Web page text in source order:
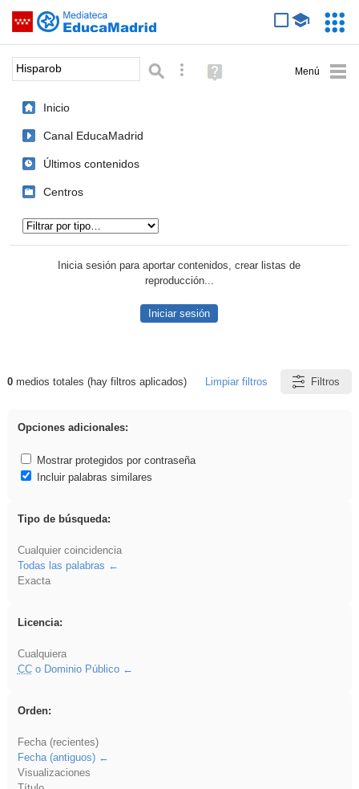
Saltar navegación
Palabra o frase: Búsqueda avanzada
Ayuda
(en
Inicio
Canal EducaMadrid
Últimos contenidos
Centros
Inicia sesión para aportar contenidos, crear listas de
reproducción...
Iniciar sesión
Resultados de: Hisparob
0medios totales (hay filtros aplicados) Limpiar filtros Filtros
Opciones adicionales:
Mostrar protegidos por contraseña
Incluir palabras similares
Tipo de búsqueda:
Cualquier coincidencia
Todas las palabras
Exacta
Licencia:
Cualquiera
CCo Dominio Público
Orden:
Fecha (recientes)
Fecha (antiguos)
Visualizaciones